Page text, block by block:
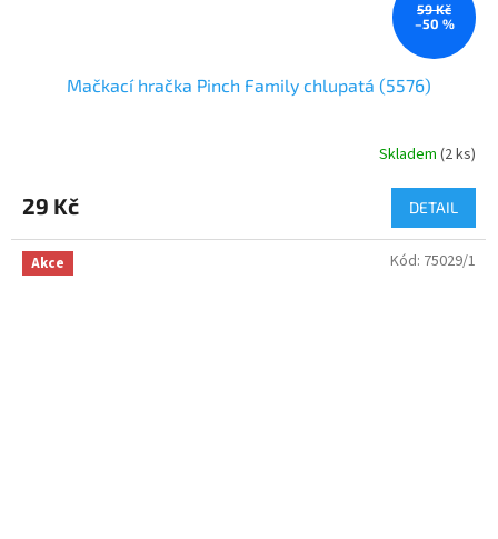
59 Kč
–50 %
Mačkací hračka Pinch Family chlupatá (5576)
Skladem (2 ks)
29 Kč DETAIL
Akce Kód: 75029/1